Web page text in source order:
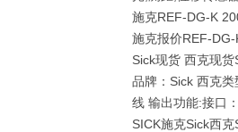
施克REF-DG-K
施克报价REF-
Sick现货 西克现
品牌：Sick 西克
线 输出功能:接口
SICK施克Sick西